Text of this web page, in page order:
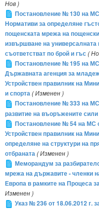
Нов )
Постановление № 130 на МС
Нормативи за определяне
пощенската мрежа на
извършване на универсалната
съответстват по брой и гъс(
Постановление № 195 на МС
Държавната агенция за
Устройствен правилник на
и спорта( Изменен )
Постановление № 333 на МС
развитие на въоръжените
Постановление № 54 на МС
Устройствен правилник на
определяне на структури на
отбраната( Изменен )
Меморандум за
мрежа на държавите - членки
Европа в рамките на Процеса
Изменен )
Указ № 236 от 18.06.2012 г.